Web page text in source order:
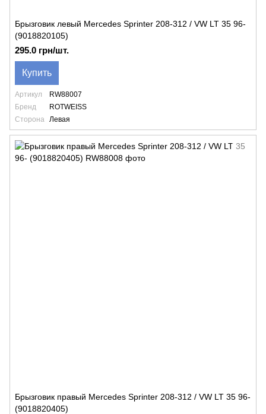
Брызговик левый Mercedes Sprinter 208-312 / VW LT 35 96-
(9018820105)
295.0 грн/шт.
Купить
Артикул
RW88007
Бренд
ROTWEISS
Сторона Левая
Брызговик правый Mercedes Sprinter 208-312 / VW LT 35 96-
(9018820405)